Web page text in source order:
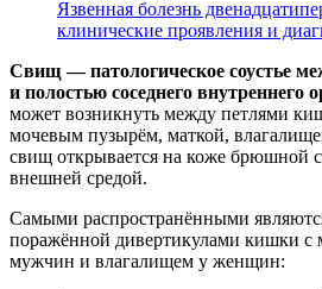
Язвенная болезнь
клинические проявления и
Свищ — патологическое соустье
и полостью соседнего внутреннего
может возникнуть между петлями
мочевым пузырём, маткой,
свищ открывается на коже брюшной
внешней средой.
Самыми распространёнными
поражённой дивертикулами кишки с
мужчин и влагалищем у женщин: